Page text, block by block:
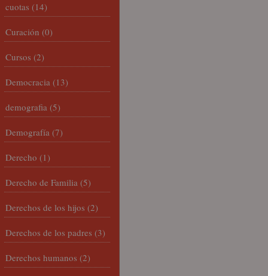
cuotas (14)
Curación (0)
Cursos (2)
Democracia (13)
demografia (5)
Demografía (7)
Derecho (1)
Derecho de Familia (5)
Derechos de los hijos (2)
Derechos de los padres (3)
Derechos humanos (2)